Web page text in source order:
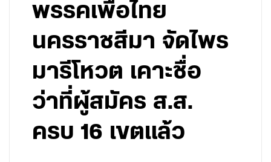
พรรคเพื่อไทย
นครราชสีมา จัดไพร
มารีโหวต เคาะชื่อ
ว่าที่ผู้สมัคร ส.ส.
ครบ 16 เขตแล้ว